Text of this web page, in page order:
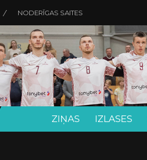
NODERĪGAS SAITES
ZIŅAS IZLASES